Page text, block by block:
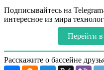
Подписывайтесь на
интересное из мира
Перейти в
Расскажите о бассейне